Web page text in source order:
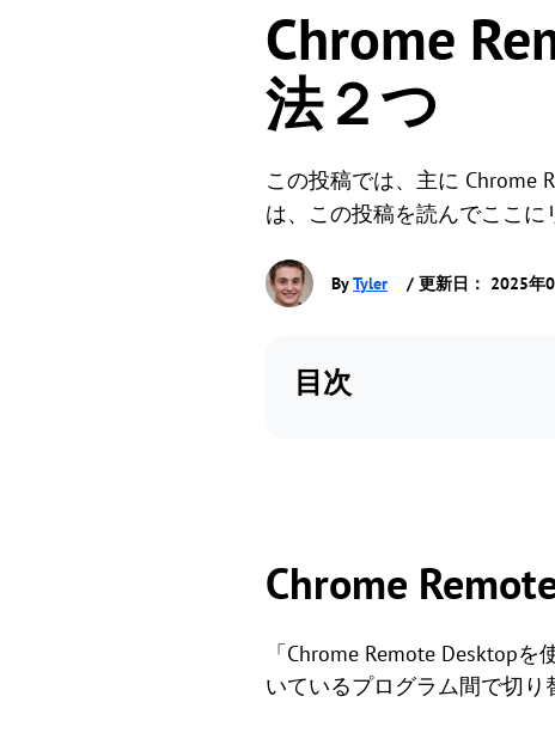
Chrome
法２つ
この投稿では、主に Chrome
は、この投稿を読んでここに
ByTyler / 更新日： 2025年
目次
Chrome
「Chrome Remote Desktop
いているプログラム間で切り